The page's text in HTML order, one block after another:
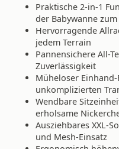
Praktische 2-in-1
der Babywanne
Hervorragende
jedem Terrain
Pannensichere All-
Zuverlässigkeit
Müheloser
unkomplizierten
Wendbare
erholsame
Ausziehbares XXL-
und Mesh-Einsatz